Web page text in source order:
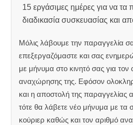
15 εργάσιμες ημέρες για να τα
διαδικασία συσκευασίας και
Μόλις λάβουμε την παραγγελία
επεξεργαζόμαστε και σας
με μήνυμα στο κινητό σας για τον
αναχώρησης της. Εφόσον
και η αποστολή της παραγγελίας
τότε θα λάβετε νέο μήνυμα με τα
κούριερ καθώς και τον αριθμό